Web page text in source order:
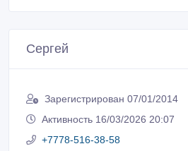
Сергей
Зарегистрирован 07/01/2014
Активность 16/03/2026 20:07
+7778-516-38-58